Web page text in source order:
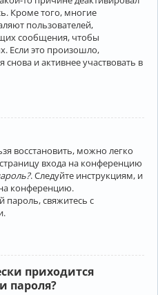
Кроме того, многие
пользователей,
сообщения, чтобы
Если это произошло,
снова и активнее участвовать в
восстановить, можно легко
входа на конференцию
. Следуйте инструкциям, и
конференцию.
пароль, свяжитесь с
приходится
пароля?